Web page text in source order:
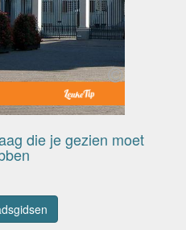
die je gezien moet